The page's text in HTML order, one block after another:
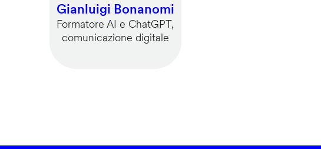
Gianluigi Bonanomi
Formatore AI e ChatGPT,
comunicazione digitale